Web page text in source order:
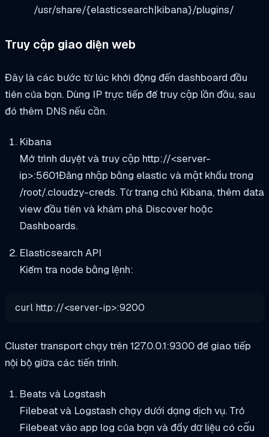
/usr/share/{elasticsearch|kibana}/plugins/
Truy cập giao diện web
Đây là các bước từ lúc khởi động đến dashboard đầu
tiên của bạn. Dùng IP trực tiếp để truy cập lần đầu, sau
đó thêm DNS nếu cần.
Kibana
Mở trình duyệt và truy cập http://<server-
ip>:5601Đăng nhập bằng elastic và mật khẩu trong
/root/.cloudzy-creds. Từ trang chủ Kibana, thêm data
view đầu tiên và khám phá Discover hoặc
Dashboards.
Elasticsearch API
Kiểm tra node bằng lệnh:
curl http://<server-ip>:9200
Cluster transport chạy trên 127.0.0.1:9300để giao tiếp
nội bộ giữa các tiến trình.
Beats và Logstash
Filebeat và Logstash chạy dưới dạng dịch vụ. Trỏ
Filebeat vào app log của bạn và đẩy dữ liệu có cấu